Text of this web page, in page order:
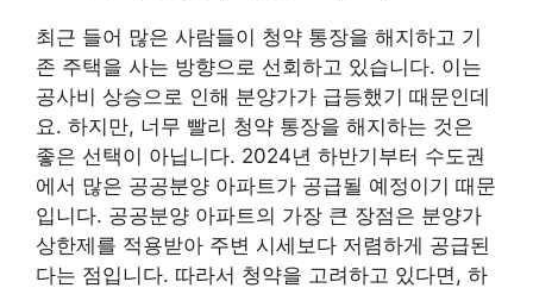
최근 들어 많은 사람들이 청약 통장을 해지하고 기
존 주택을 사는 방향으로 선회하고 있습니다. 이는
공사비 상승으로 인해 분양가가 급등했기 때문인데
요. 하지만, 너무 빨리 청약 통장을 해지하는 것은
좋은 선택이 아닙니다. 2024년 하반기부터 수도권
에서 많은 공공분양 아파트가 공급될 예정이기 때문
입니다. 공공분양 아파트의 가장 큰 장점은 분양가
상한제를 적용받아 주변 시세보다 저렴하게 공급된
다는 점입니다. 따라서 청약을 고려하고 있다면, 하